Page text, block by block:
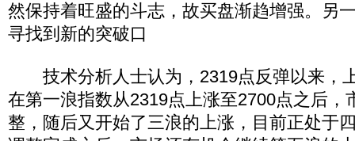
然保持着旺盛的斗志，故买盘渐趋增强。另
寻找到新的突破口
技术分析人士认为，2319点反弹以来，
在第一浪指数从2319点上涨至2700点之后，
整，随后又开始了三浪的上涨，目前正处于